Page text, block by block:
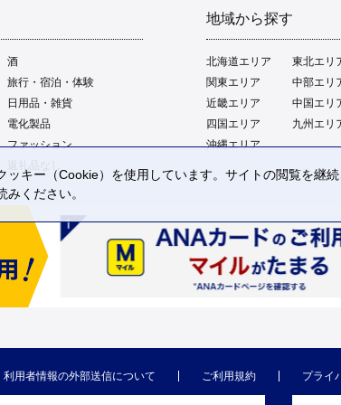
酒
旅行・宿泊・体験
日用品・雑貨
電化製品
ファッション
地域から探す
北海道エリア
東北エリ
関東エリア
中部エリ
近畿エリア
中国エリ
四国エリア
九州エリ
沖縄エリア
利用者情報の外部送信について ご利用規約 プライ
キー（Cookie）を使用しています。サイトの閲覧を継
みください。